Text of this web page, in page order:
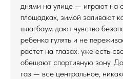
днями на улице — играют на
площадках, зимой заливают
шлагбаум дают чувство
ребенка гулять и не
растет на глазах: уже есть
обещают спортивную зону.
газ — все центральное,